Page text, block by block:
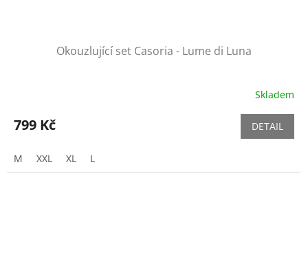
Okouzlující set Casoria - Lume di Luna
Skladem
799 Kč DETAIL
M XXL XL L